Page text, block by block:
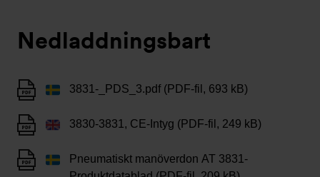
Nedladdningsbart
3831-_PDS_3.pdf (PDF-fil, 693 kB)
3830-3831, CE-Intyg (PDF-fil, 249 kB)
Pneumatiskt manöverdon AT 3831-